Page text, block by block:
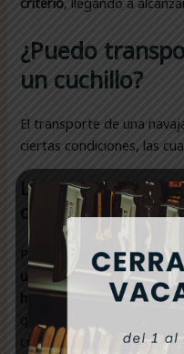
¿Puedo
un cuchillo?
El transporte de una
ciertas condiciones, las
Llevar una
coche o en mi
Puedes llevarla siempre y
una actividad deportiva o
hoja no supere los 11 cm.
que, una vez concluida la
cuchillo a tu domicilio